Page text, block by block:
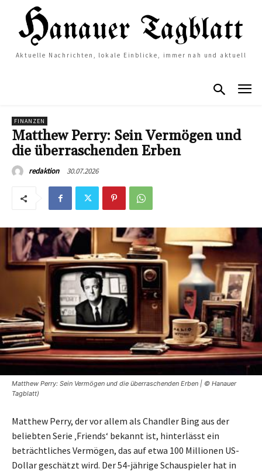
Aktuelle Nachrichten, lokale Einblicke, immer nah und aktuell
FINANZEN
Matthew Perry: Sein Vermögen und
die überraschenden Erben
redaktion 30.07.2026
Matthew Perry: Sein Vermögen und die überraschenden Erben | © Hanauer
Tagblatt)
Matthew Perry, der vor allem als Chandler Bing aus der
beliebten Serie ‚Friends‘ bekannt ist, hinterlässt ein
beträchtliches Vermögen, das auf etwa 100 Millionen US-
Dollar geschätzt wird. Der 54-jährige Schauspieler hat in